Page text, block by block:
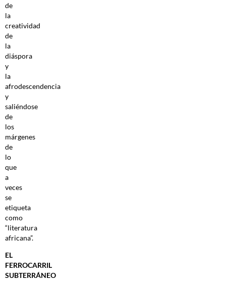
de
la
creatividad
de
la
diáspora
y
la
afrodescendencia
y
saliéndose
de
los
márgenes
de
lo
que
a
veces
se
etiqueta
como
“literatura
africana”.
EL
FERROCARRIL
SUBTERRÁNEO